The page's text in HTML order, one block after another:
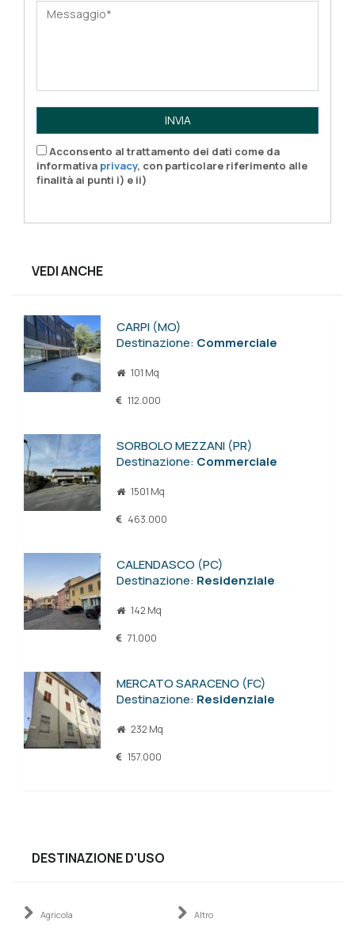
INVIA
Acconsento al trattamento dei dati come da
informativa privacy, con particolare riferimento alle
finalità ai punti i) e ii)
VEDI ANCHE
CARPI (MO)
Destinazione: Commerciale
101 Mq
112.000
SORBOLO MEZZANI (PR)
Destinazione: Commerciale
1501 Mq
463.000
CALENDASCO (PC)
Destinazione: Residenziale
142 Mq
71.000
MERCATO SARACENO (FC)
Destinazione: Residenziale
232 Mq
157.000
DESTINAZIONE D'USO
Agricola Altro